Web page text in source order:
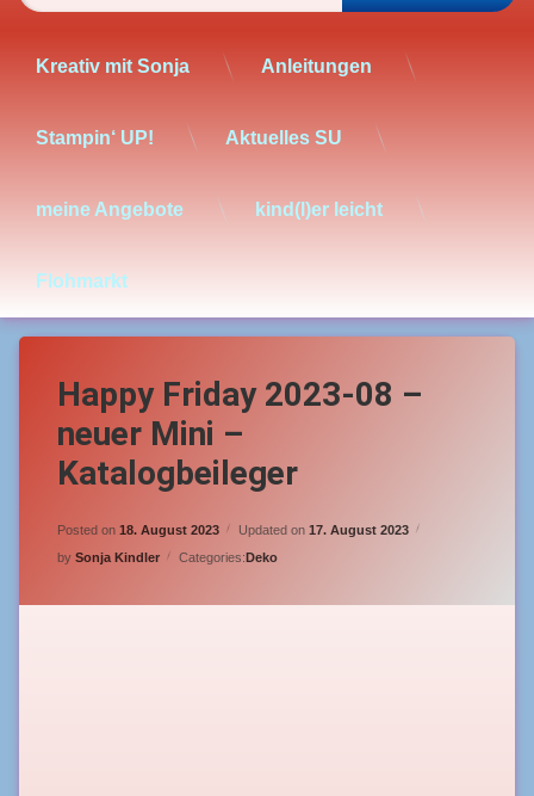
Kreativ mit Sonja Anleitungen
Stampin‘ UP! Aktuelles SU
meine Angebote kind(l)er leicht
Flohmarkt
Happy Friday 2023-08 –
neuer Mini –
Katalogbeileger
Posted on 18. August 2023 Updated on 17. August 2023
by Sonja Kindler Categories:Deko